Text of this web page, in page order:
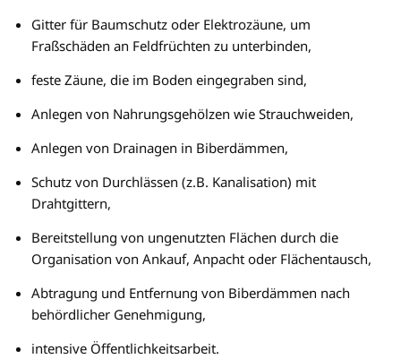
Gitter für Baumschutz oder Elektrozäune, um
Fraßschäden an Feldfrüchten zu unterbinden,
feste Zäune, die im Boden eingegraben sind,
Anlegen von Nahrungsgehölzen wie Strauchweiden,
Anlegen von Drainagen in Biberdämmen,
Schutz von Durchlässen (z.B. Kanalisation) mit
Drahtgittern,
Bereitstellung von ungenutzten Flächen durch die
Organisation von Ankauf, Anpacht oder Flächentausch,
Abtragung und Entfernung von Biberdämmen nach
behördlicher Genehmigung,
intensive Öffentlichkeitsarbeit.